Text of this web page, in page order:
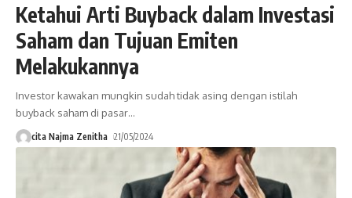
Ketahui Arti Buyback dalam Investasi
Saham dan Tujuan Emiten
Melakukannya
Investor kawakan mungkin sudah tidak asing dengan istilah
buyback saham di pasar…
cita Najma Zenitha 21/05/2024